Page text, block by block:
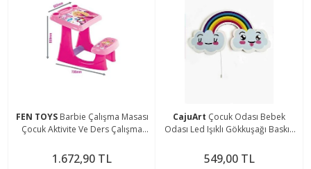
FEN TOYS Barbie Çalışma Masası
Çocuk Aktivite Ve Ders Çalışma
1.672,90 TL
CajuArt Çocuk Odası Bebek
Odası Led Işıklı Gökkuşağı Baskılı
549,00 TL